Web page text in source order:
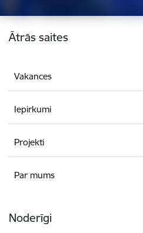
Kājene
Ātrās saites
Vakances
Iepirkumi
Projekti
Par mums
Noderīgi